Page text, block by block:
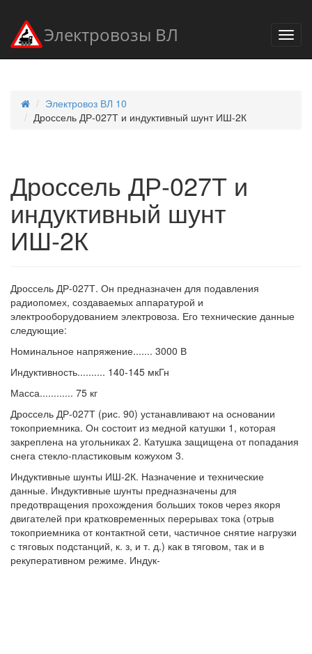
Электровозы ВЛ
Электровоз ВЛ 10
Дроссель ДР-027Т и индуктивный шунт ИШ-2К
Дроссель ДР-027Т и
индуктивный шунт
ИШ-2К
Дроссель ДР-027Т. Он предназначен для подавления
радиопомех, создаваемых аппаратурой и
электрооборудованием электровоза. Его технические данные
следующие:
Номинальное напряжение....... 3000 В
Индуктивность.......... 140-145 мкГн
Масса............ 75 кг
Дроссель ДР-027Т (рис. 90) устанавливают на основании
токоприемника. Он состоит из медной катушки 1, которая
закреплена на угольниках 2. Катушка защищена от попадания
снега стекло-пластиковым кожухом 3.
Индуктивные шунты ИШ-2К. Назначение и технические
данные. Индуктивные шунты предназначены для
предотвращения прохождения больших токов через якоря
двигателей при кратковременных перерывах тока (отрыв
токоприемника от контактной сети, частичное снятие нагрузки
с тяговых подстанций, к. з, и т. д.) как в тяговом, так и в
рекуперативном режиме. Индук-